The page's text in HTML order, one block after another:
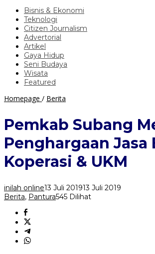
Bisnis & Ekonomi
Teknologi
Citizen Journalism
Advertorial
Artikel
Gaya Hidup
Seni Budaya
Wisata
Featured
Homepage / Berita
Mendapat
Penghargaan
Bhakti
Koperasi
&
Pemkab Subang
Penghargaan Jasa
Koperasi & UKM
inilah online13 Juli 201913 Juli 2019
Berita, Pantura545 Dilihat